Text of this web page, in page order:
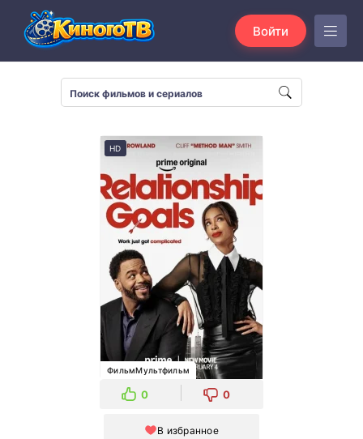
Войти
HD
ФильмМультфильм
0 0
В избранное